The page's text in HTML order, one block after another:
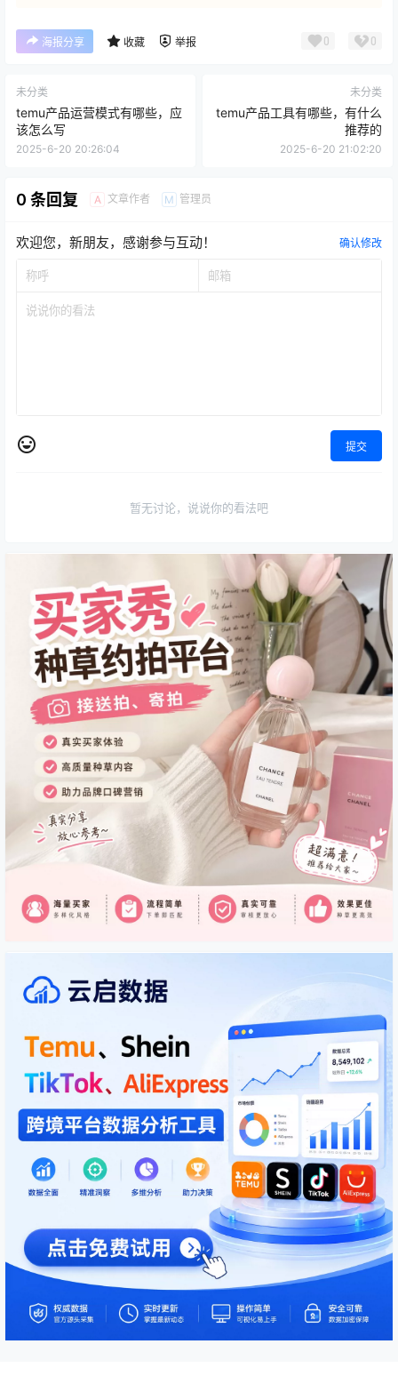
海报分享 收藏 举报 0 0
未分类
temu产品运营模式有哪些，应
该怎么写
2025-6-20 20:26:04
未分类
temu产品工具有哪些，有什么
推荐的
2025-6-20 21:02:20
0 条回复 A 文章作者 M 管理员
欢迎您，新朋友，感谢参与互动！ 确认修改
提交
暂无讨论，说说你的看法吧